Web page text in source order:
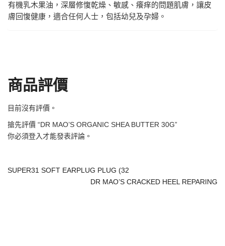
有機乳木果油，深層修愎乾燥、敏感、癢痒的問題肌膚，讓皮
膚回愎健康，適合任何人士，包括幼兒及孕婦。
商品評價
目前沒有評價。
搶先評價 “DR MAO’S ORGANIC SHEA BUTTER 30G”
你必須登入才能發表評論。
SUPER31 SOFT EARPLUG PLUG (32
DR MAO’S CRACKED HEEL REPARING